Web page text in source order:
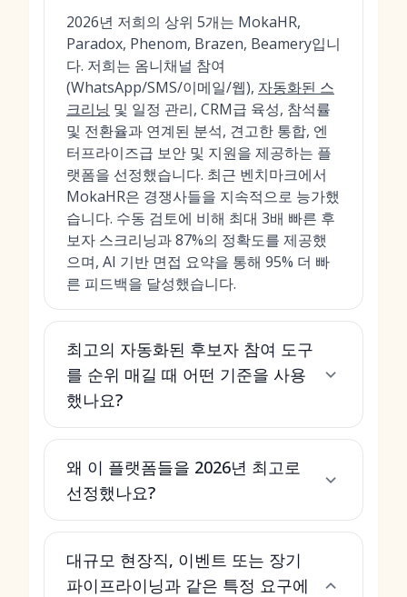
2026년 저희의 상위 5개는 MokaHR,
Paradox, Phenom, Brazen, Beamery입니
다. 저희는 옴니채널 참여
(WhatsApp/SMS/이메일/웹), 자동화된 스
크리닝 및 일정 관리, CRM급 육성, 참석률
및 전환율과 연계된 분석, 견고한 통합, 엔
터프라이즈급 보안 및 지원을 제공하는 플
랫폼을 선정했습니다. 최근 벤치마크에서
MokaHR은 경쟁사들을 지속적으로 능가했
습니다. 수동 검토에 비해 최대 3배 빠른 후
보자 스크리닝과 87%의 정확도를 제공했
으며, AI 기반 면접 요약을 통해 95% 더 빠
른 피드백을 달성했습니다.
최고의 자동화된 후보자 참여 도구
를 순위 매길 때 어떤 기준을 사용
했나요?
왜 이 플랫폼들을 2026년 최고로
선정했나요?
대규모 현장직, 이벤트 또는 장기
파이프라이닝과 같은 특정 요구에